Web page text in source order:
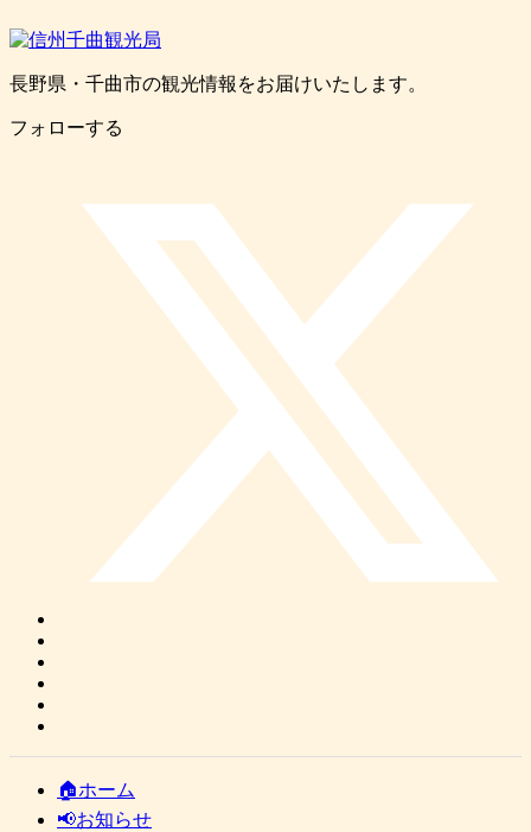
長野県・千曲市の観光情報をお届けいたします。
フォローする
🏠ホーム
📢お知らせ